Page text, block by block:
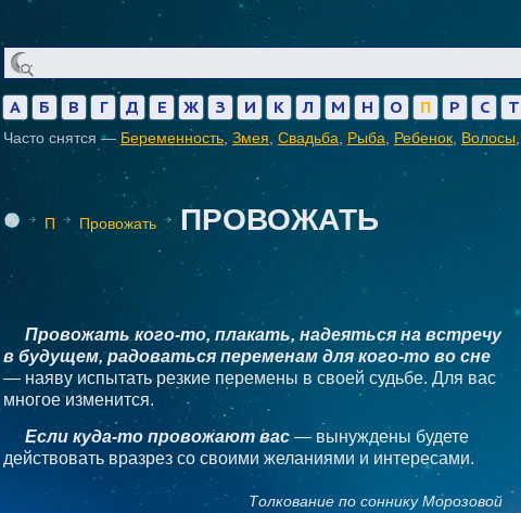
А Б В Г Д Е Ж З И К Л М Н О П Р С Т
Часто снятся — Беременность Змея Свадьба Рыба Ребенок Волосы
П Провожать ПРОВОЖАТЬ
Провожать кого-то, плакать, надеяться на встречу
в будущем, радоваться переменам для кого-то во сне
— наяву испытать резкие перемены в своей судьбе. Для вас
многое изменится.
Если куда-то провожают вас — вынуждены будете
действовать вразрез со своими желаниями и интересами.
Толкование по соннику Морозовой